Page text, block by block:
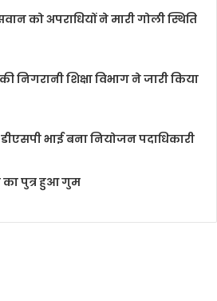
को अपराधियों ने मारी गोली स्थिति
निगरानी शिक्षा विभाग ने जारी किया
भाई बना नियोजन पदाधिकारी
का पुत्र हुआ गुम